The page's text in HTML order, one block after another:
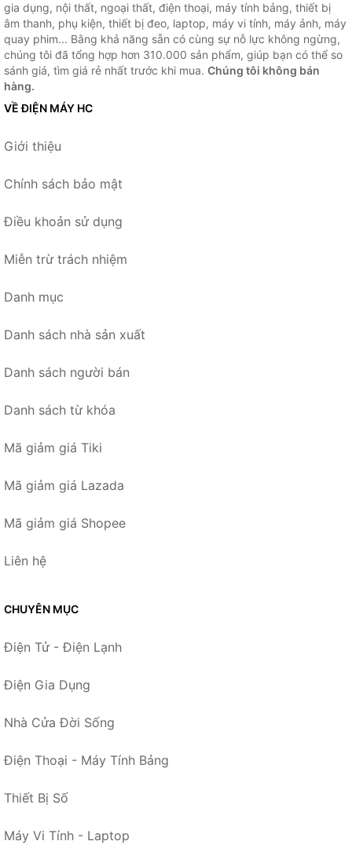
gia dụng, nội thất, ngoại thất, điện thoại, máy tính bảng, thiết bị
âm thanh, phụ kiện, thiết bị đeo, laptop, máy vi tính, máy ảnh, máy
quay phim... Bằng khả năng sẵn có cùng sự nỗ lực không ngừng,
chúng tôi đã tổng hợp hơn 310.000 sản phẩm, giúp bạn có thể so
sánh giá, tìm giá rẻ nhất trước khi mua. Chúng tôi không bán
hàng.
VỀ ĐIỆN MÁY HC
Giới thiệu
Chính sách bảo mật
Điều khoản sử dụng
Miễn trừ trách nhiệm
Danh mục
Danh sách nhà sản xuất
Danh sách người bán
Danh sách từ khóa
Mã giảm giá Tiki
Mã giảm giá Lazada
Mã giảm giá Shopee
Liên hệ
CHUYÊN MỤC
Điện Tử - Điện Lạnh
Điện Gia Dụng
Nhà Cửa Đời Sống
Điện Thoại - Máy Tính Bảng
Thiết Bị Số
Máy Vi Tính - Laptop